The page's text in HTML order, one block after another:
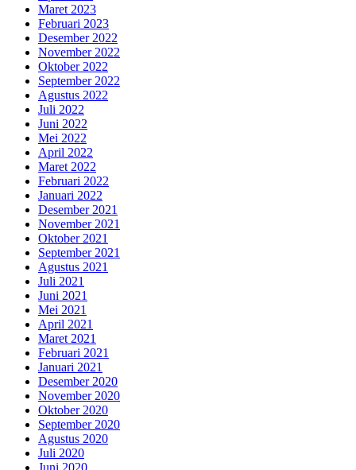
Maret 2023
Februari 2023
Desember 2022
November 2022
Oktober 2022
September 2022
Agustus 2022
Juli 2022
Juni 2022
Mei 2022
April 2022
Maret 2022
Februari 2022
Januari 2022
Desember 2021
November 2021
Oktober 2021
September 2021
Agustus 2021
Juli 2021
Juni 2021
Mei 2021
April 2021
Maret 2021
Februari 2021
Januari 2021
Desember 2020
November 2020
Oktober 2020
September 2020
Agustus 2020
Juli 2020
Juni 2020